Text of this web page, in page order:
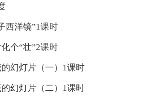
西洋镜”1课时
个“壮”2课时
幻灯片（一）1课时
幻灯片（二）1课时